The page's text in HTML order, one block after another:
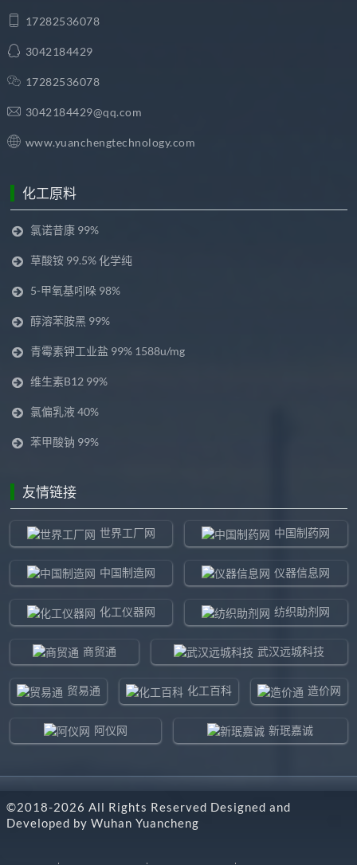
17282536078
3042184429
17282536078
3042184429@qq.com
www.yuanchengtechnology.com
化工原料
氯诺昔康 99%
草酸铵 99.5% 化学纯
5-甲氧基吲哚 98%
醇溶苯胺黑 99%
青霉素钾工业盐 99% 1588u/mg
维生素B12 99%
氯偏乳液 40%
苯甲酸钠 99%
友情链接
世界工厂网 中国制药网
中国制造网 仪器信息网
化工仪器网 纺织助剂网
商贸通 武汉远城科技
贸易通 化工百科 造价网
阿仪网 新珉嘉诚
东北制造网 药智通
©2018-2026 All Rights Reserved Designed and
Developed by Wuhan Yuancheng